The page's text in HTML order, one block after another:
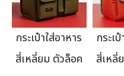
กระเป๋าใส่อาหาร
สี่เหลี่ยม ตัวล็อค
กระเ
สี่เหลี่